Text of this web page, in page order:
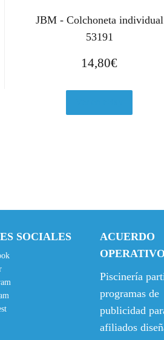
JBM - Colchoneta individual
53191
14,80€
SOCIALES
ACUERDO
OPERATIVO
Piscinería
programas de
publicidad
afiliados